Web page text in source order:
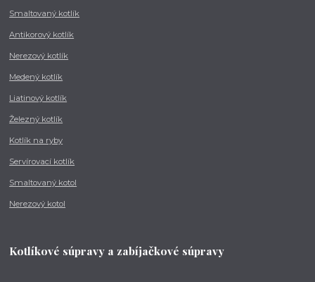
Smaltovaný kotlík
Antikorový kotlík
Nerezový kotlík
Medený kotlík
Liatinový kotlík
Železný kotlík
Kotlík na ryby
Servírovací kotlík
Smaltovaný kotol
Nerezový kotol
Kotlíkové súpravy a zabíjačkové súpravy